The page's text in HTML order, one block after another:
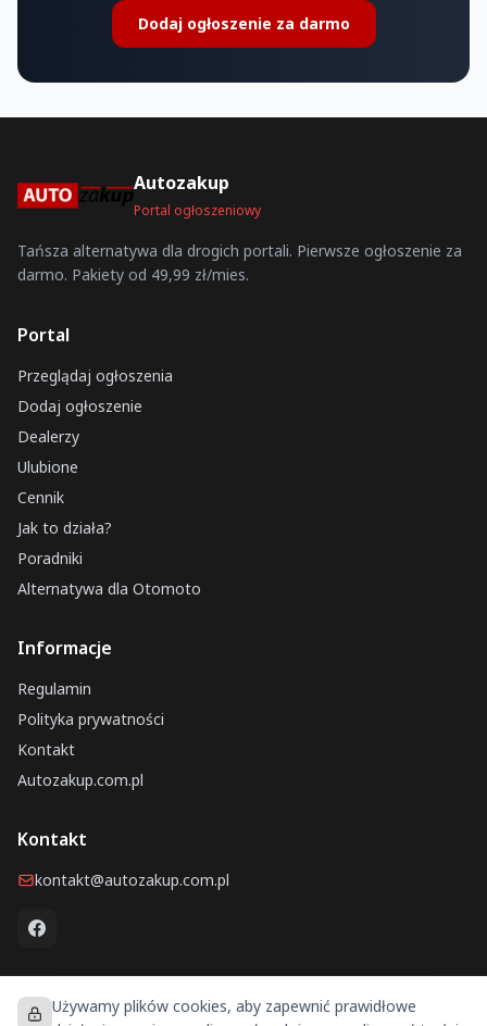
Dodaj ogłoszenie za darmo
Autozakup
Portal ogłoszeniowy
Tańsza alternatywa dla drogich portali. Pierwsze ogłoszenie za
darmo. Pakiety od 49,99 zł/mies.
Portal
Przeglądaj ogłoszenia
Dodaj ogłoszenie
Dealerzy
Ulubione
Cennik
Jak to działa?
Poradniki
Alternatywa dla Otomoto
Informacje
Regulamin
Polityka prywatności
Kontakt
Autozakup.com.pl
Kontakt
kontakt@autozakup.com.pl
Używamy plików cookies, aby zapewnić prawidłowe